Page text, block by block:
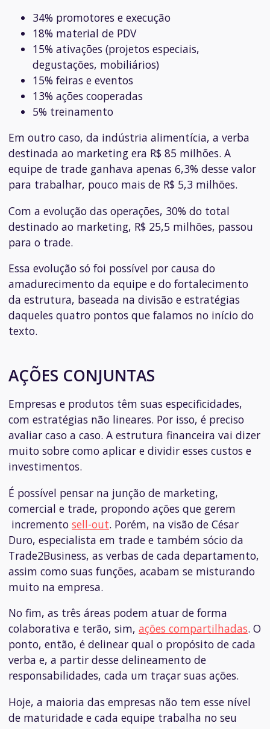
34% promotores e execução
18% material de PDV
15% ativações (projetos especiais,
degustações, mobiliários)
15% feiras e eventos
13% ações cooperadas
5% treinamento
Em outro caso, da indústria alimentícia, a verba
destinada ao marketing era R$ 85 milhões. A
equipe de trade ganhava apenas 6,3% desse valor
para trabalhar, pouco mais de R$ 5,3 milhões.
Com a evolução das operações, 30% do total
destinado ao marketing, R$ 25,5 milhões, passou
para o trade.
Essa evolução só foi possível por causa do
amadurecimento da equipe e do fortalecimento
da estrutura, baseada na divisão e estratégias
daqueles quatro pontos que falamos no início do
texto.
AÇÕES CONJUNTAS
Empresas e produtos têm suas especificidades,
com estratégias não lineares. Por isso, é preciso
avaliar caso a caso. A estrutura financeira vai dizer
muito sobre como aplicar e dividir esses custos e
investimentos.
É possível pensar na junção de marketing,
comercial e trade, propondo ações que gerem
incremento sell-out. Porém, na visão de César
Duro, especialista em trade e também sócio da
Trade2Business, as verbas de cada departamento,
assim como suas funções, acabam se misturando
muito na empresa.
No fim, as três áreas podem atuar de forma
colaborativa e terão, sim, ações compartilhadas. O
ponto, então, é delinear qual o propósito de cada
verba e, a partir desse delineamento de
responsabilidades, cada um traçar suas ações.
Hoje, a maioria das empresas não tem esse nível
de maturidade e cada equipe trabalha no seu